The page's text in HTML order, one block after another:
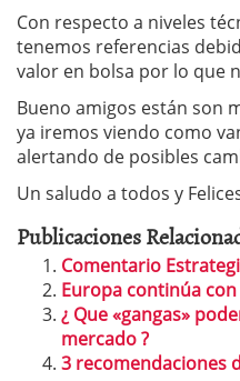
Con respecto a niveles
tenemos referencias
valor en bolsa por lo que
Bueno amigos están son
ya iremos viendo como
alertando de posibles
Un saludo a todos y Felices
Publicaciones
Comentario
Europa continúa
¿ Que «gangas»
mercado ?
3 recomendaciones